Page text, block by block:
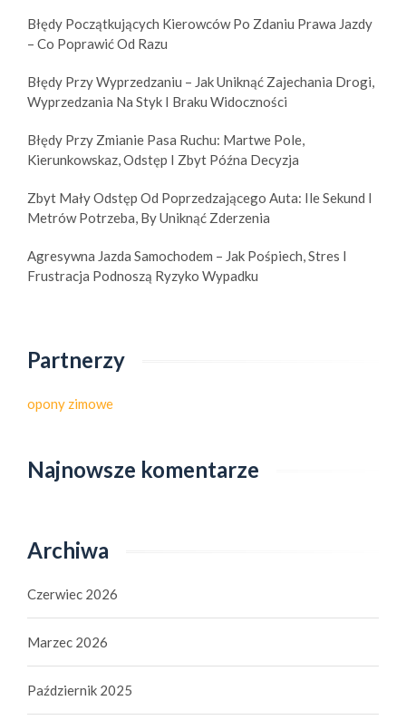
Błędy Początkujących Kierowców Po Zdaniu Prawa Jazdy
– Co Poprawić Od Razu
Błędy Przy Wyprzedzaniu – Jak Uniknąć Zajechania Drogi,
Wyprzedzania Na Styk I Braku Widoczności
Błędy Przy Zmianie Pasa Ruchu: Martwe Pole,
Kierunkowskaz, Odstęp I Zbyt Późna Decyzja
Zbyt Mały Odstęp Od Poprzedzającego Auta: Ile Sekund I
Metrów Potrzeba, By Uniknąć Zderzenia
Agresywna Jazda Samochodem – Jak Pośpiech, Stres I
Frustracja Podnoszą Ryzyko Wypadku
Partnerzy
opony zimowe
Najnowsze komentarze
Archiwa
Czerwiec 2026
Marzec 2026
Październik 2025